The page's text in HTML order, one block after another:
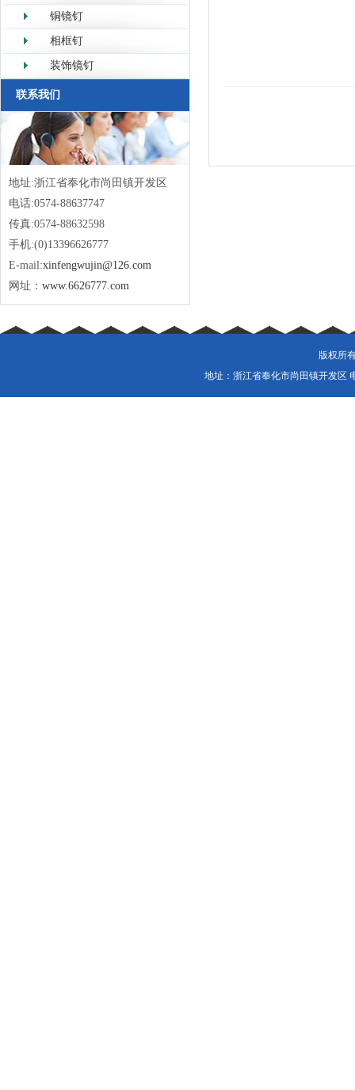
铜镜钉
相框钉
装饰镜钉
联系我们
地址:浙江省奉化市尚田镇开发区
电话:0574-88637747
传真:0574-88632598
手机:(0)13396626777
E-mail:xinfengwujin@126.com
网址： www.6626777.com
版权所
地址：浙江省奉化市尚田镇开发区